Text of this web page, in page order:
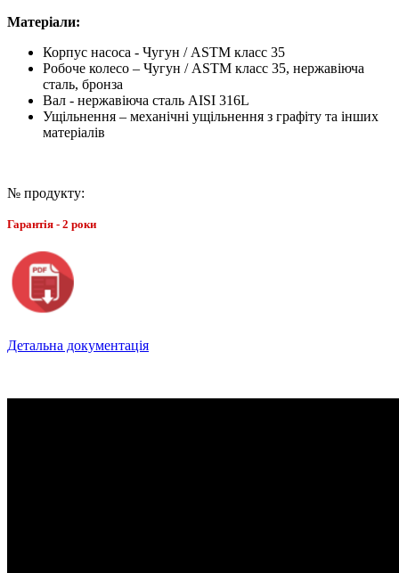
Матеріали:
Корпус насоса - Чугун / ASTM класс 35
Робоче колесо – Чугун / ASTM класс 35, нержавіюча
сталь, бронза
Вал - нержавіюча сталь AISI 316L
Ущільнення – механічні ущільнення з графіту та інших
матеріалів
№ продукту:
Гарантія - 2 роки
Детальна документація